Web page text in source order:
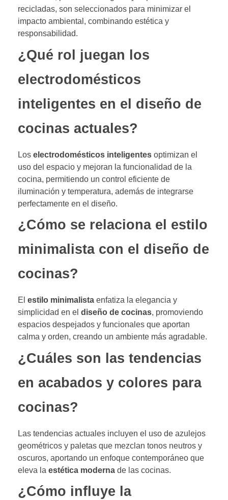
recicladas, son seleccionados para minimizar el
impacto ambiental, combinando estética y
responsabilidad.
¿Qué rol juegan los
electrodomésticos
inteligentes en el diseño de
cocinas actuales?
Los electrodomésticos inteligentes optimizan el
uso del espacio y mejoran la funcionalidad de la
cocina, permitiendo un control eficiente de
iluminación y temperatura, además de integrarse
perfectamente en el diseño.
¿Cómo se relaciona el estilo
minimalista con el diseño de
cocinas?
El estilo minimalista enfatiza la elegancia y
simplicidad en el diseño de cocinas, promoviendo
espacios despejados y funcionales que aportan
calma y orden, creando un ambiente más agradable.
¿Cuáles son las tendencias
en acabados y colores para
cocinas?
Las tendencias actuales incluyen el uso de azulejos
geométricos y paletas que mezclan tonos neutros y
oscuros, aportando un enfoque contemporáneo que
eleva la estética moderna de las cocinas.
¿Cómo influye la